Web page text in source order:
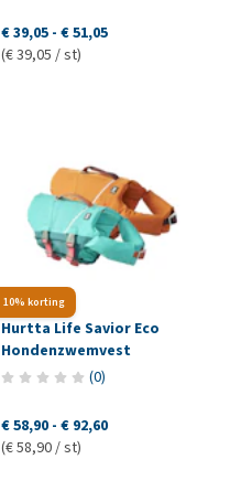
€ 39,05 - € 51,05
(€ 39,05 / st)
10% korting
Hurtta Life Savior Eco
Hondenzwemvest
(0)
€ 58,90 - € 92,60
(€ 58,90 / st)